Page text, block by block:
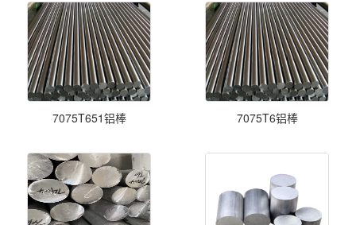
7075T651铝棒 7075T6铝棒